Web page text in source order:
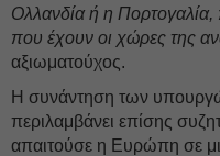
Ολλανδία ή η Πορτογαλία,
που έχουν οι χώρες της
αξιωματούχος.
Η συνάντηση των
περιλαμβάνει επίσης
απαιτούσε η Ευρώπη σε